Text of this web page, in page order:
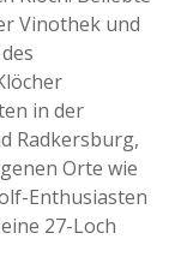
Vinothek und
in der
Radkersburg,
Orte wie
Enthusiasten
27-Loch